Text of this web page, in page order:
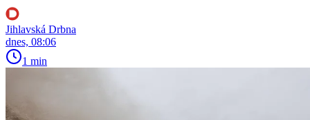
Jihlavská Drbna
dnes, 08:06
1 min